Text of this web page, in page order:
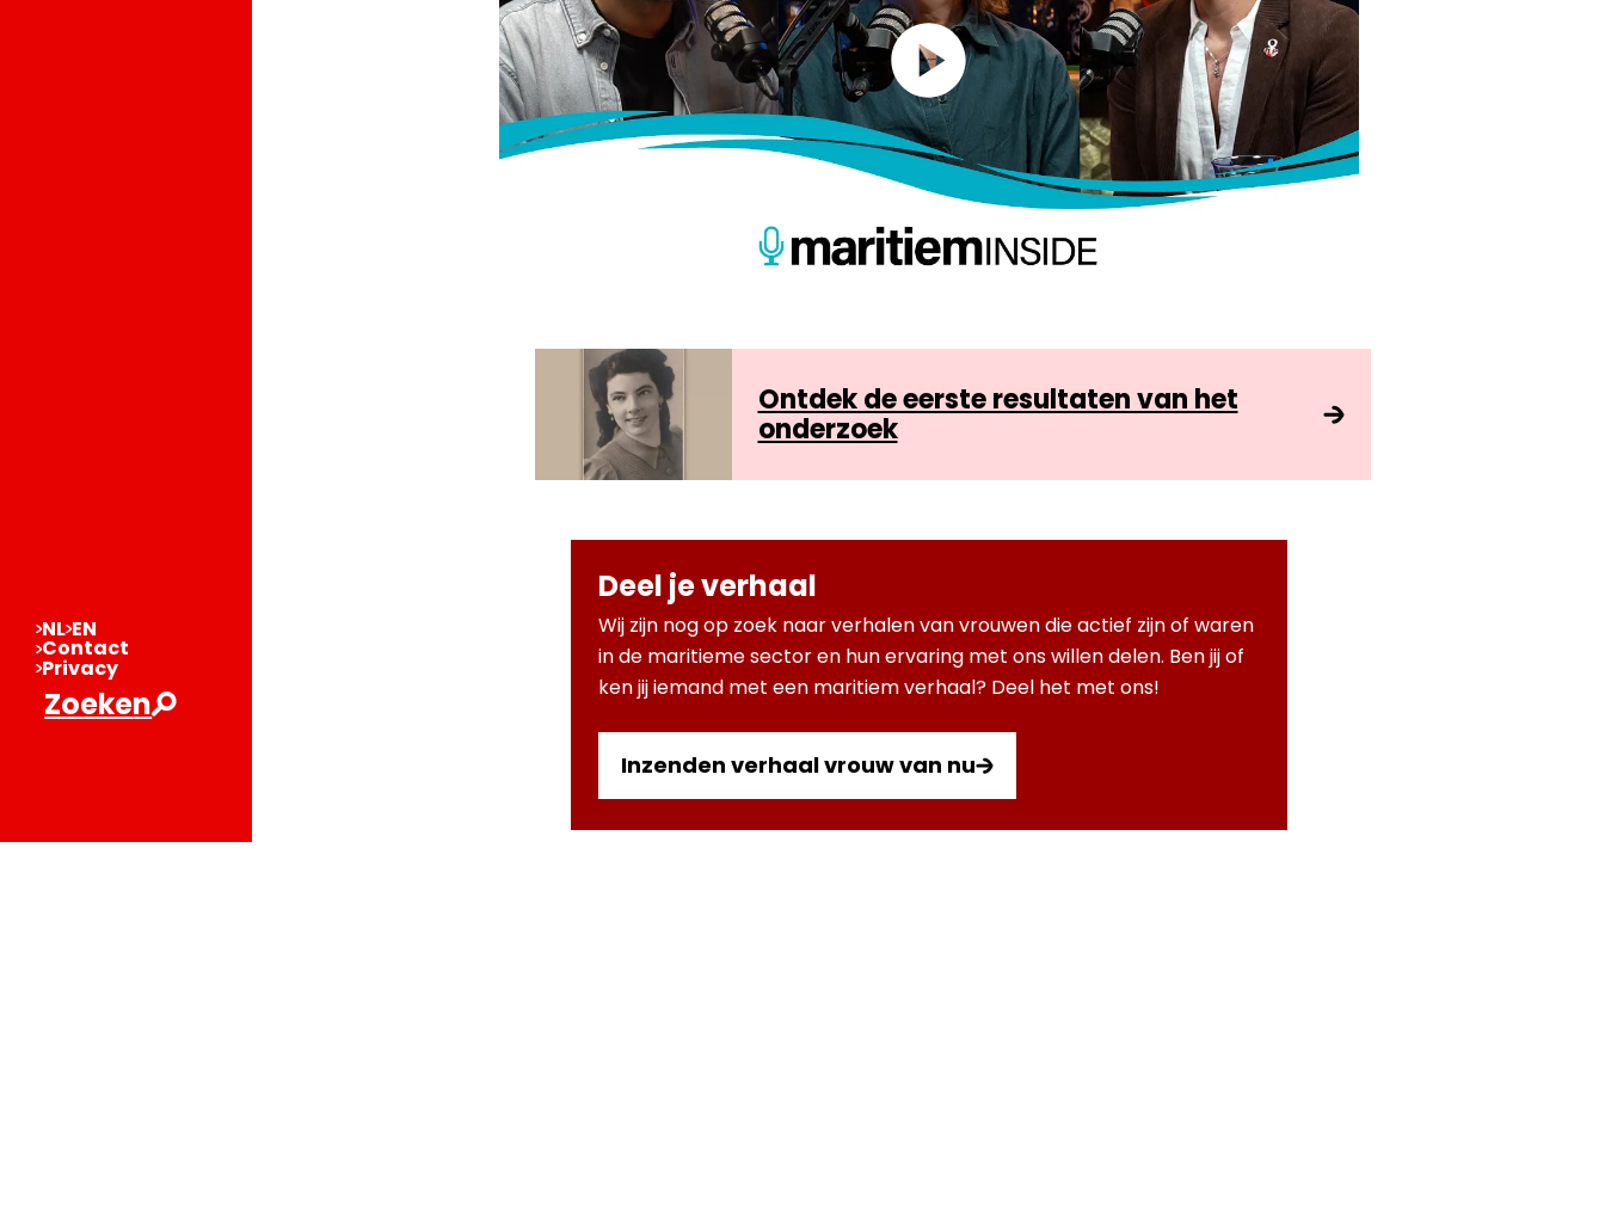
NL EN
Contact
Privacy
Zoeken
Ontdek de eerste resultaten van het
onderzoek
Deel je verhaal
Wij zijn nog op zoek naar verhalen van vrouwen die actief zijn of waren
in de maritieme sector en hun ervaring met ons willen delen. Ben jij of
ken jij iemand met een maritiem verhaal? Deel het met ons!
Inzenden verhaal vrouw van nu